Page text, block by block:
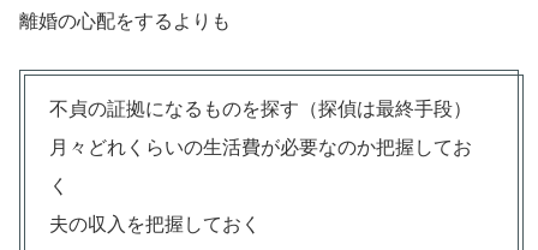
離婚の心配をするよりも
不貞の証拠になるものを探す（探偵は最終手段）
月々どれくらいの生活費が必要なのか把握してお
く
夫の収入を把握しておく